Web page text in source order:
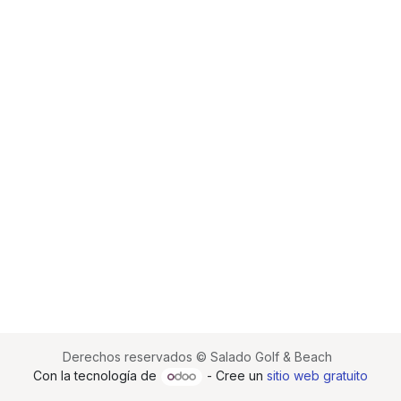
Derechos reservados © Salado Golf & Beach
Con la tecnología de
- Cree unsitio web gratuito